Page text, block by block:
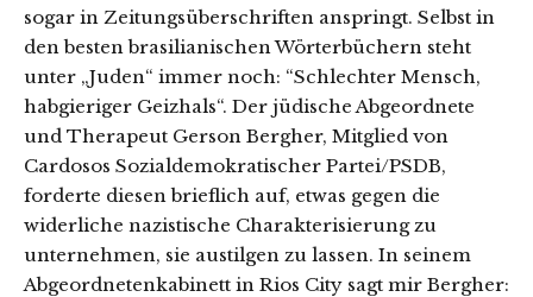
sogar in Zeitungsüberschriften anspringt. Selbst in
den besten brasilianischen Wörterbüchern steht
unter „Juden“ immer noch: “Schlechter Mensch,
habgieriger Geizhals“. Der jüdische Abgeordnete
und Therapeut Gerson Bergher, Mitglied von
Cardosos Sozialdemokratischer Partei/PSDB,
forderte diesen brieflich auf, etwas gegen die
widerliche nazistische Charakterisierung zu
unternehmen, sie austilgen zu lassen. In seinem
Abgeordnetenkabinett in Rios City sagt mir Bergher: